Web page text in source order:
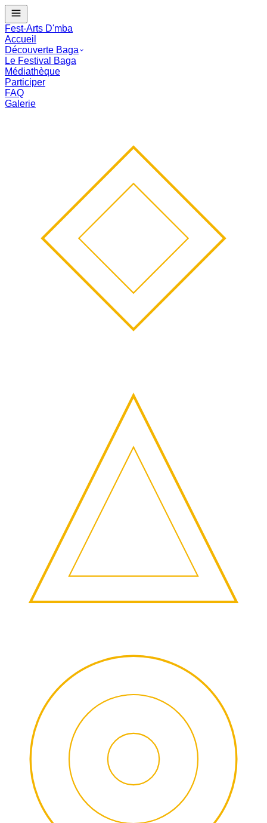
J - --
Le Festival Baga commence dans :
Fest-Arts D'mba
Accueil
Découverte Baga
Le Festival Baga
Médiathèque
Participer
FAQ
Galerie